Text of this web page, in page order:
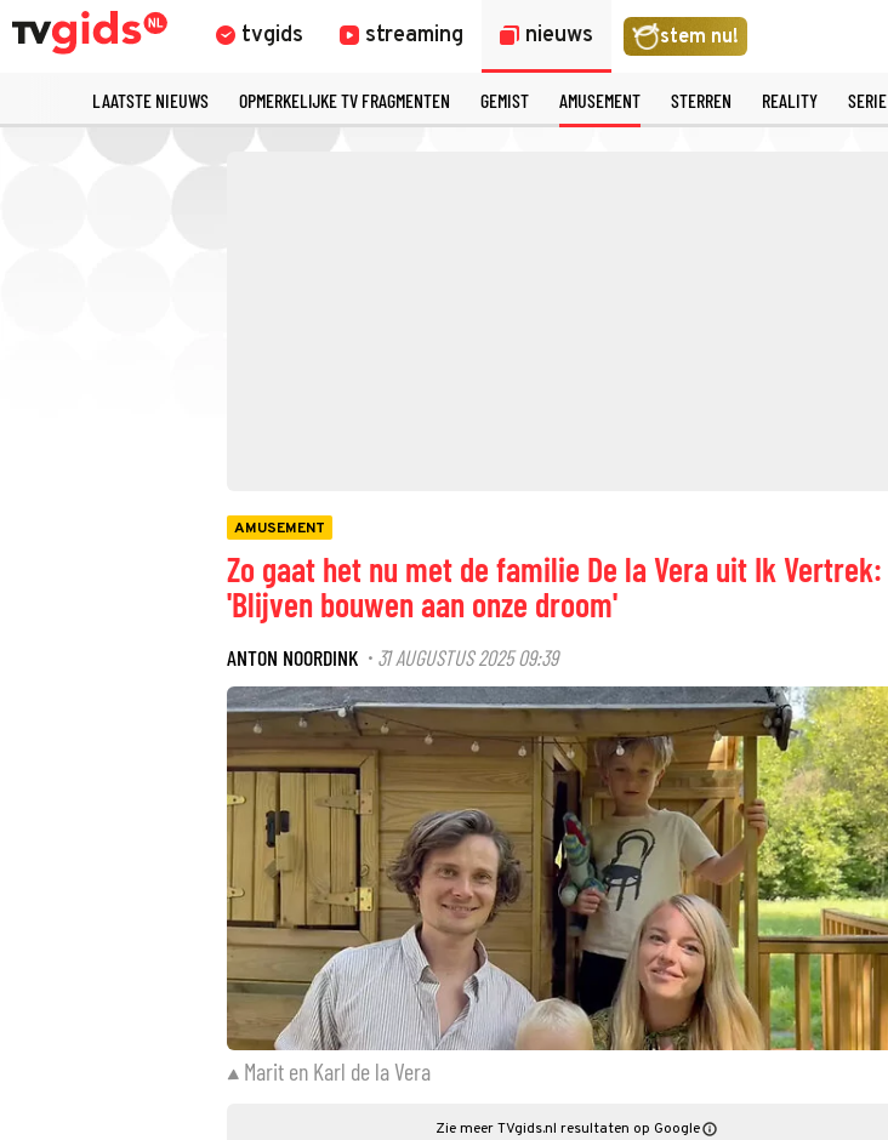
tvgids streaming nieuws stem nu!
LAATSTE NIEUWS OPMERKELIJKE TV FRAGMENTEN GEMIST AMUSEMENT STERREN REALITY SERIE
AMUSEMENT
Zo gaat het nu met de familie De la Vera uit Ik Vertrek:
'Blijven bouwen aan onze droom'
ANTON NOORDINK · 31 AUGUSTUS 2025 09:39
Marit en Karl de la Vera
Zie meer TVgids.nl resultaten op Google